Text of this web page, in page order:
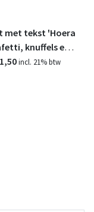
met tekst 'Hoera
knuffels en
voor jou'
incl. 21% btw